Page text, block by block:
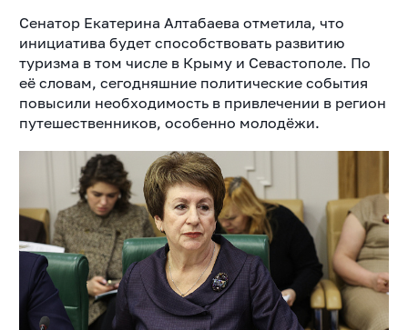
Сенатор Екатерина Алтабаева отметила, что
инициатива будет способствовать развитию
туризма в том числе в Крыму и Севастополе. По
её словам, сегодняшние политические события
повысили необходимость в привлечении в регион
путешественников, особенно молодёжи.